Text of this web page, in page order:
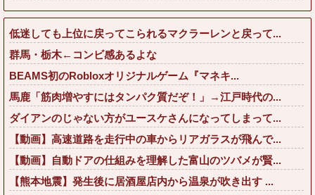
低迷しても上位に戻ってこられるマクラーレンと戻って...
群馬・栃木←コンビ感あるよな
BEAMS初のRobloxオリジナルゲーム『マネキ...
馬鹿「筋肉増やすにはタンパク質だぞ！」→江戸時代の...
ダイアンのじゃない方がユースケさんになってしまって...
【動画】高速道路を走行中の車からリアガラスが飛んで...
【動画】自動ドアの仕組みを理解した富山のツバメが賢...
【熊本地震】発生後に居酒屋店内から温泉が吹き出す ...